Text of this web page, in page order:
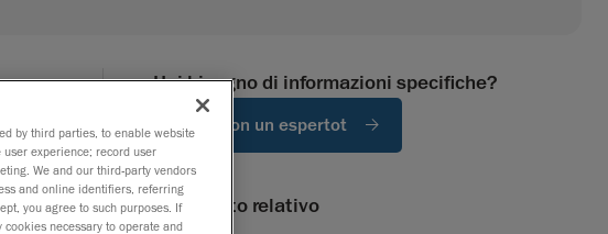
Hai bisogno di informazioni specifiche?
Parla con un espertot
Contenuto relativo
by third parties, to enable website
experience; record user
We and our third-party vendors
and online identifiers, referring
you agree to such purposes. If
necessary to operate and